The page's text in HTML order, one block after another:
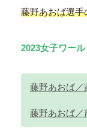
藤野あおば選
2023女子ワー
藤野あおば／
藤野あおば／